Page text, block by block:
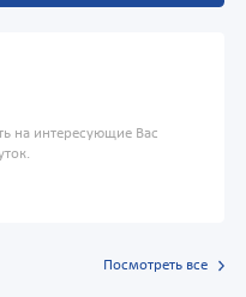
на интересующие Вас
Посмотреть все